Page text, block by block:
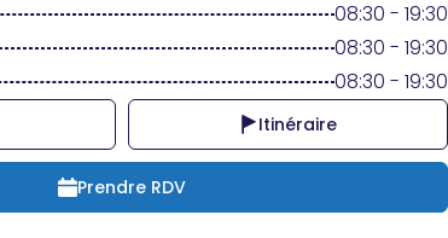
08:30 - 19:30
08:30 - 19:30
08:30 - 19:30
Itinéraire
Prendre RDV